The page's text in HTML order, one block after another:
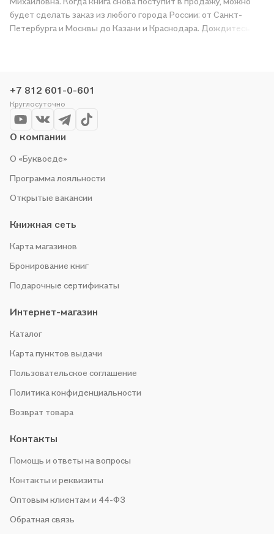
будет сделать заказ из любого города России: от Санкт-
Петербурга и Москвы до Казани и Краснодара. Дождитесь,
всё, чтобы вы могли купить понравившуюся историю по
приятной цене. Например, организуем конкурсы и проводим
акции. Оставайтесь с нами, чтобы не упустить выгоду!
+7 812 601-0-601
Круглосуточно
О компании
О «Буквоеде»
Программа лояльности
Открытые вакансии
Книжная сеть
Карта магазинов
Бронирование книг
Подарочные сертификаты
Интернет-магазин
Каталог
Карта пунктов выдачи
Пользовательское соглашение
Политика конфиденциальности
Возврат товара
Контакты
Помощь и ответы на вопросы
Контакты и реквизиты
Оптовым клиентам и 44-ФЗ
Обратная связь